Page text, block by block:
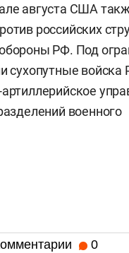
августа США
российских
РФ. Под
сухопутные войска
военного
0